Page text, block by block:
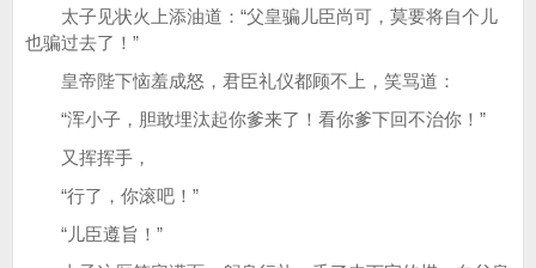
太子见状火上添油道：“父皇骗儿臣尚可，莫要将自个儿
也骗过去了！”
皇帝陛下恼羞成怒，君臣礼仪都顾不上，笑骂道：
“浑小子，胆敢埋汰起你爹来了！看你爹下回不治你！”
又挥挥手，
“行了，你滚吧！”
“儿臣遵旨！”